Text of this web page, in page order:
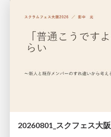
20260801_スクフェス大阪